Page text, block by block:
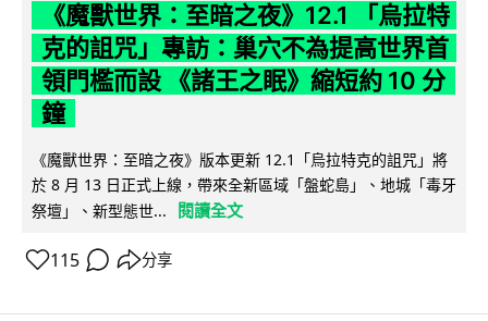
《魔獸世界：至暗之夜》12.1 「烏拉特
克的詛咒」專訪：巢穴不為提高世界首
領門檻而設 《諸王之眠》縮短約 10 分
鐘
《魔獸世界：至暗之夜》版本更新 12.1「烏拉特克的詛咒」將
於 8 月 13 日正式上線，帶來全新區域「盤蛇島」、地城「毒牙
祭壇」、新型態世...
閱讀全文
115 分享